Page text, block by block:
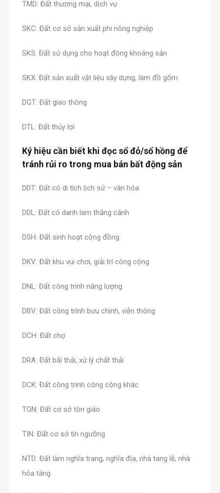
TMD: Đất thương mại, dịch vụ
SKC: Đất cơ sở sản xuất phi nông nghiệp
SKS: Đất sử dụng cho hoạt động khoáng sản
SKX: Đất sản xuất vật liệu xây dựng, làm đồ gốm
DGT: Đất giao thông
DTL: Đất thủy lợi
Ký hiệu cần biết khi đọc sổ đỏ/sổ hồng để
tránh rủi ro trong mua bán bất động sản
DDT: Đất có di tích lịch sử – văn hóa
DDL: Đất có danh lam thắng cảnh
DSH: Đất sinh hoạt cộng đồng
DKV: Đất khu vui chơi, giải trí công cộng
DNL: Đất công trình năng lượng
DBV: Đất công trình bưu chính, viễn thông
DCH: Đất chợ
DRA: Đất bãi thải, xử lý chất thải
DCK: Đất công trình công cộng khác
TON: Đất cơ sở tôn giáo
TIN: Đất cơ sở tín ngưỡng
NTD: Đất làm nghĩa trang, nghĩa địa, nhà tang lễ, nhà
hỏa táng